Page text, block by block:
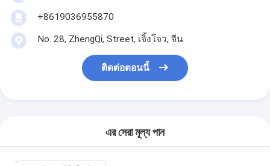
+8619036955870
No. 28, ZhengQi, Street, เจิ้งโจว, จีน
ติดต่อตอนนี้
এর সেরা মূল্য পান